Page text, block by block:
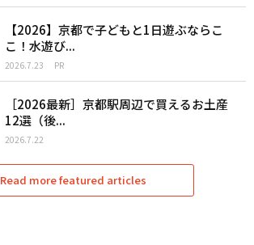
【2026】京都で子どもと1日遊ぶならこ
こ！水遊び...
2026.7.23 PR
［2026最新］京都駅周辺で買えるお土産
12選（後...
2026.7.22
Read more featured articles